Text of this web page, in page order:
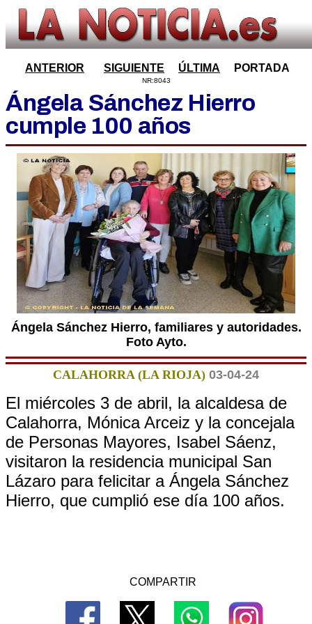
ANTERIOR SIGUIENTE ÚLTIMA PORTADA
NR:8043
Ángela Sánchez Hierro
cumple 100 años
Ángela Sánchez Hierro, familiares y autoridades.
Foto Ayto.
CALAHORRA (LA RIOJA) 03-04-24
El miércoles 3 de abril, la alcaldesa de
Calahorra, Mónica Arceiz y la concejala
de Personas Mayores, Isabel Sáenz,
visitaron la residencia municipal San
Lázaro para felicitar a Ángela Sánchez
Hierro, que cumplió ese día 100 años.
COMPARTIR